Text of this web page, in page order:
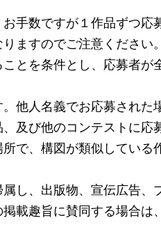
⼿数ですが１作品ずつ
ますのでご注意ください。
とを条件とし、応募者
他人名義でお応募された
及び他のコンテストに応
で、構図が類似してい
し、出版物、宣伝広告
載趣旨に賛同する場合は